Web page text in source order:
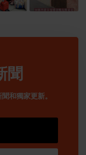
聞
和獨家更新。